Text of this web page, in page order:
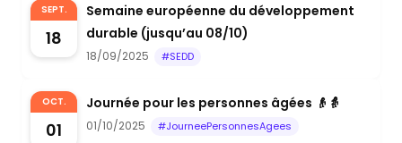
SEPT.
18
Semaine européenne du développement
durable (jusqu’au 08/10)
18/09/2025 #SEDD
OCT.
01
Journée pour les personnes âgées 👴👵
01/10/2025 #JourneePersonnesAgees